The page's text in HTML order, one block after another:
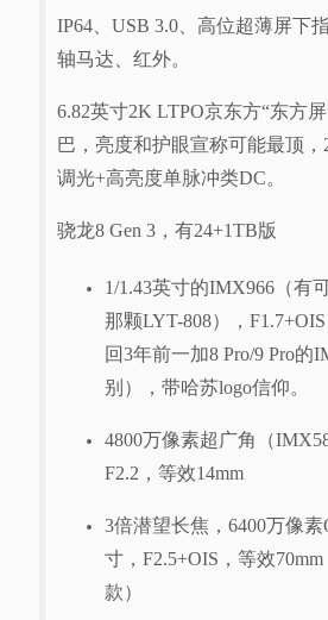
IP64、USB 3.0、高位超薄屏下
轴马达、红外。
6.82英寸2K LTPO京东方“东方
巴，亮度和护眼宣称可能最顶，
调光+高亮度单脉冲类DC。
骁龙8 Gen 3，有24+1TB版
1/1.43英寸的IMX966（有
那颗LYT-808），
回3年前一加8 Pro/9 Pro的
别），带哈苏logo信仰。
4800万像素超广角（
F2.2，等效14mm
3倍潜望长焦，6400万像
寸，F2.5+OIS，等效70mm
款）